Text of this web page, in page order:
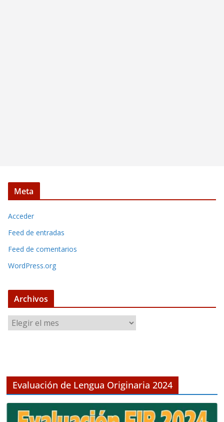
Meta
Acceder
Feed de entradas
Feed de comentarios
WordPress.org
Archivos
r
o
Evaluación de Lengua Originaria 2024